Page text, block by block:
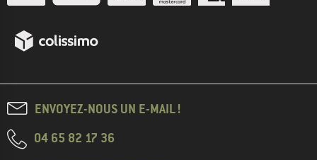
ENVOYEZ-NOUS UN E-MAIL !
04 65 82 17 36